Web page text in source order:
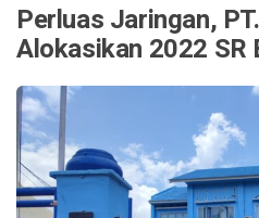
Perluas Jaringan,
Alokasikan 2022 SR